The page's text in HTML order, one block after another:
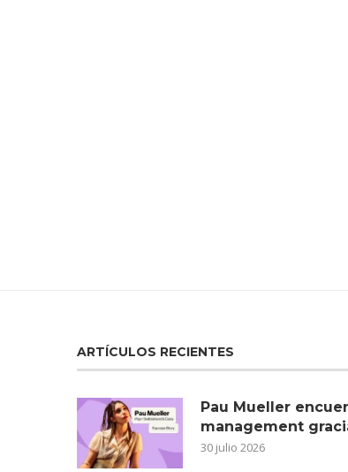
ARTÍCULOS RECIENTES
Pau Mueller
management
30 julio 2026